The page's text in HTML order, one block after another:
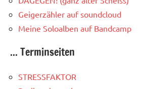
Geigerzähler auf soundcloud
Meine Soloalben auf Bandcamp
... Terminseiten
STRESSFAKTOR